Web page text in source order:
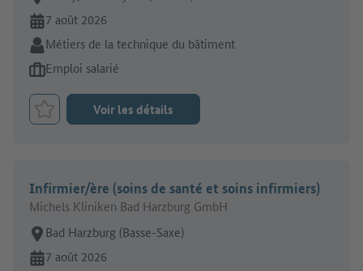
En ligne depuis:
7 août 2026
Secteur:
Métiers de la technique du bâtiment
Type d'offre d'emploi:
Emploi salarié
Retenir le job
Voir les détails
Infirmier/ère (soins de santé et soins infirmiers)
Michels Kliniken Bad Harzburg GmbH
Lieu de travail:
Bad Harzburg (Basse-Saxe)
En ligne depuis:
7 août 2026